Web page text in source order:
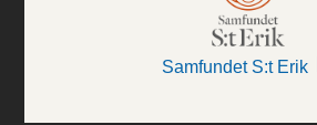
Samfundet S:t Erik